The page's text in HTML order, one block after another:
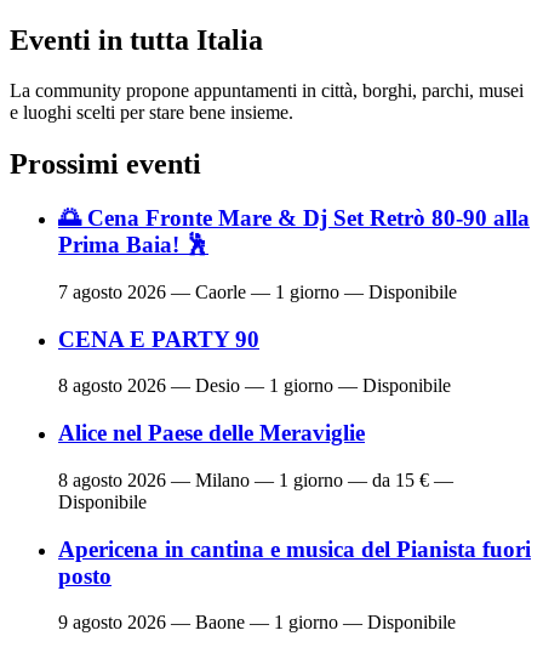
Eventi in tutta Italia
La community propone appuntamenti in città, borghi, parchi, musei
e luoghi scelti per stare bene insieme.
Prossimi eventi
🌅 Cena Fronte Mare & Dj Set Retrò 80-90 alla
Prima Baia! 🕺
7 agosto 2026 — Caorle — 1 giorno — Disponibile
CENA E PARTY 90
8 agosto 2026 — Desio — 1 giorno — Disponibile
Alice nel Paese delle Meraviglie
8 agosto 2026 — Milano — 1 giorno — da 15 € —
Disponibile
Apericena in cantina e musica del Pianista fuori
posto
9 agosto 2026 — Baone — 1 giorno — Disponibile